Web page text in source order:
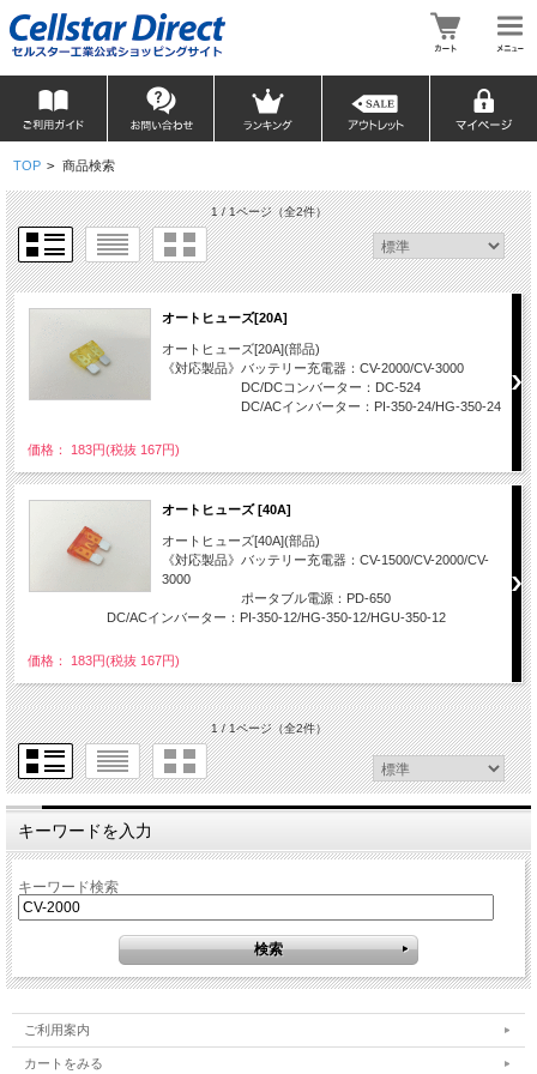
TOP > 商品検索
1 / 1ページ（全2件）
オートヒューズ[20A]
オートヒューズ[20A](部品)
《対応製品》バッテリー充電器：CV-2000/CV-3000
DC/DCコンバーター：DC-524
DC/ACインバーター：PI-350-24/HG-350-24
価格： 183円(税抜 167円)
オートヒューズ [40A]
オートヒューズ[40A](部品)
《対応製品》バッテリー充電器：CV-1500/CV-2000/CV-
3000
ポータブル電源：PD-650
DC/ACインバーター：PI-350-12/HG-350-12/HGU-350-12
価格： 183円(税抜 167円)
1 / 1ページ（全2件）
キーワードを入力
キーワード検索
ご利用案内
カートをみる